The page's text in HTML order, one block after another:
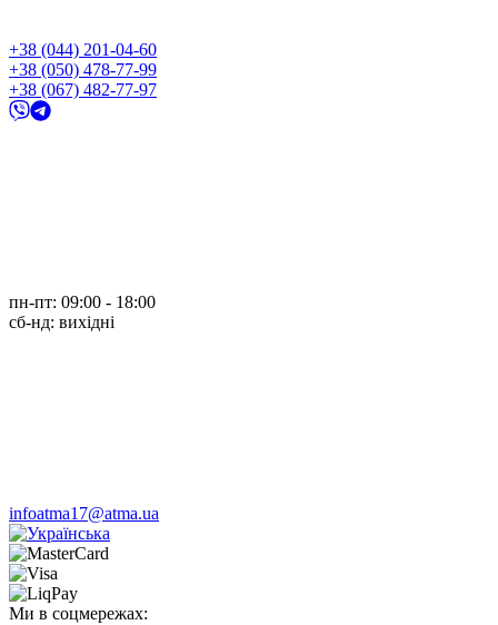
+38 (044) 201-04-60
+38 (050) 478-77-99
+38 (067) 482-77-97
пн-пт: 09:00 - 18:00
cб-нд: вихідні
infoatma17@atma.ua
Ми в соцмережах: